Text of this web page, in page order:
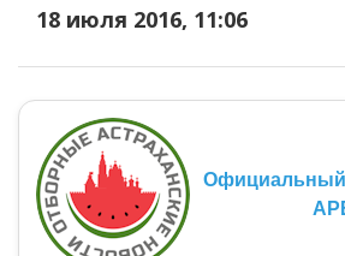
18 июля 2016, 11:06
Официальный